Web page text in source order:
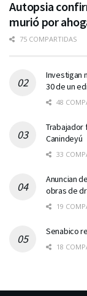
Autopsia
murió por
75 COMPARTIDAS
Investigan
30 de un
48
Trabajador
Canindeyú
33
Anuncian
obras de
19
Senabico
18